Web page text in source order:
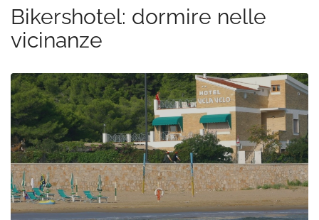
Bikershotel: dormire nelle
vicinanze